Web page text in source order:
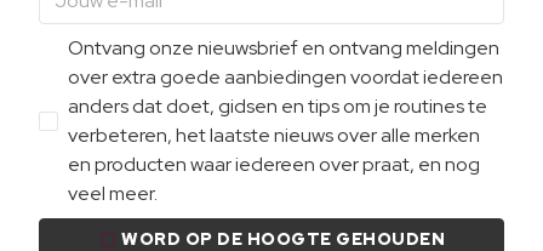
Ontvang onze nieuwsbrief en ontvang meldingen
over extra goede aanbiedingen voordat iedereen
anders dat doet, gidsen en tips om je routines te
verbeteren, het laatste nieuws over alle merken
en producten waar iedereen over praat, en nog
veel meer.
WORD OP DE HOOGTE GEHOUDEN